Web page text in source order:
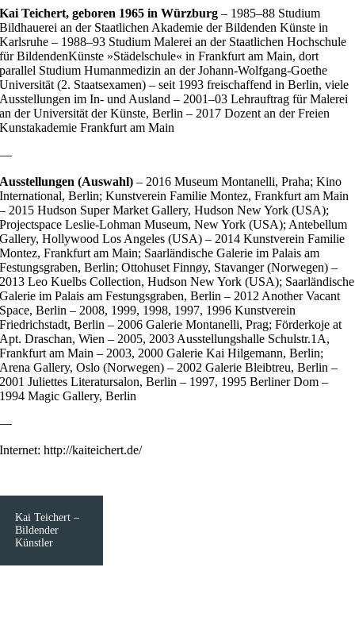
Kai Teichert, geboren 1965 in Würzburg – 1985–88 Studium
Bildhauerei an der Staatlichen Akademie der Bildenden Künste in
Karlsruhe – 1988–93 Studium Malerei an der Staatlichen Hochschule
für BildendenKünste »Städelschule« in Frankfurt am Main, dort
parallel Studium Humanmedizin an der Johann-Wolfgang-Goethe
Universität (2. Staatsexamen) – seit 1993 freischaffend in Berlin, viele
Ausstellungen im In- und Ausland – 2001–03 Lehrauftrag für Malerei
an der Universität der Künste, Berlin – 2017 Dozent an der Freien
Kunstakademie Frankfurt am Main
—
Ausstellungen (Auswahl) – 2016 Museum Montanelli, Praha; Kino
International, Berlin; Kunstverein Familie Montez, Frankfurt am Main
– 2015 Hudson Super Market Gallery, Hudson New York (USA);
Projectspace Leslie-Lohman Museum, New York (USA); Antebellum
Gallery, Hollywood Los Angeles (USA) – 2014 Kunstverein Familie
Montez, Frankfurt am Main; Saarländische Galerie im Palais am
Festungsgraben, Berlin; Ottohuset Finnøy, Stavanger (Norwegen) –
2013 Leo Kuelbs Collection, Hudson New York (USA); Saarländische
Galerie im Palais am Festungsgraben, Berlin – 2012 Another Vacant
Space, Berlin – 2008, 1999, 1998, 1997, 1996 Kunstverein
Friedrichstadt, Berlin – 2006 Galerie Montanelli, Prag; Förderkoje at
Apt. Draschan, Wien – 2005, 2003 Ausstellungshalle Schulstr.1A,
Frankfurt am Main – 2003, 2000 Galerie Kai Hilgemann, Berlin;
Arena Gallery, Oslo (Norwegen) – 2002 Galerie Bleibtreu, Berlin –
2001 Juliettes Literatursalon, Berlin – 1997, 1995 Berliner Dom –
1994 Magic Gallery, Berlin
—
Internet: http://kaiteichert.de/
Kai Teichert –
Bildender
Künstler